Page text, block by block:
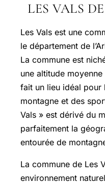
LES VALS
Les Vals est une
le département de
La commune est
une altitude
fait un lieu idéal pour
montagne et des
Vals » est dérivé du
parfaitement la
entourée de
La commune de Les
environnement